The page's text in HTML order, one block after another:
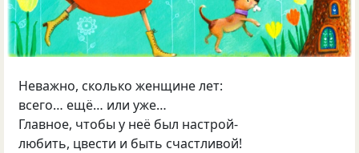
Неважно, сколько женщине лет:
всего… ещё… или уже…
Главное, чтобы у неё был настрой-
любить, цвести и быть счастливой!